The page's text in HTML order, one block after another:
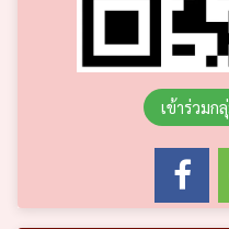
เข้าร่วมก